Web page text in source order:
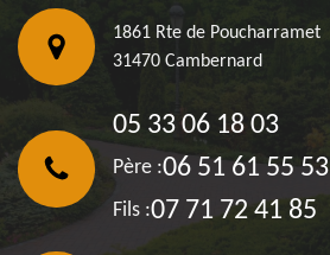
1861 Rte de Poucharramet
31470 Cambernard
05 33 06 18 03
Père :06 51 61 55 53
Fils :07 71 72 41 85